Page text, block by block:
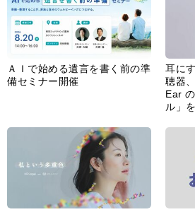
ＡＩで始める遺言を書く前の準
備セミナー開催
耳に
聴器
Ear
ル」